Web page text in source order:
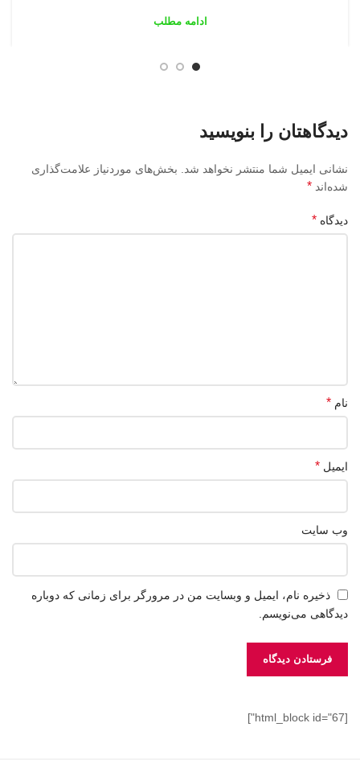
ادامه مطلب
دیدگاهتان را بنویسید
نشانی ایمیل شما منتشر نخواهد شد. بخش‌های موردنیاز علامت‌گذاری
شده‌اند *
دیدگاه *
نام *
ایمیل *
وب‌ سایت
ذخیره نام، ایمیل و وبسایت من در مرورگر برای زمانی که دوباره
دیدگاهی می‌نویسم.
[html_block id="67"]